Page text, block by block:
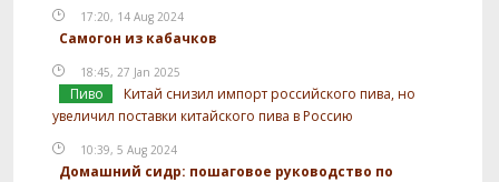
17:20, 14 Aug 2024
Самогон из кабачков
18:45, 27 Jan 2025
Пиво
Китай снизил импорт российского пива, но
увеличил поставки китайского пива в Россию
10:39, 5 Aug 2024
Домашний сидр: пошаговое руководство по